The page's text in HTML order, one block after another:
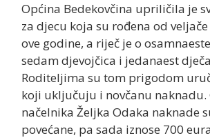
Općina Bedekovčina upriličila je
za djecu koja su rođena od
ove godine, a riječ je o
sedam djevojčica i jedanaest
Roditeljima su tom prigodom
koji uključuju i novčanu
načelnika Željka Odaka naknade
povećane, pa sada iznose 700